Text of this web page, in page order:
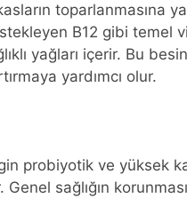
toparlanmasına
B12 gibi
yağları içerir. Bu
yardımcı olur.
probiyotik ve yüksek
Genel sağlığın